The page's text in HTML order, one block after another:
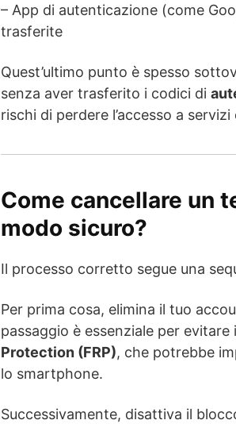
– App di autenticazione (come
trasferite
Quest’ultimo punto è spesso
senza aver trasferito i codici di
rischi di perdere l’accesso a servizi
Come cancellare un
modo sicuro?
Il processo corretto segue una
Per prima cosa, elimina il tuo
passaggio è essenziale per
Protection (FRP), che potrebbe
lo smartphone.
Successivamente, disattiva il